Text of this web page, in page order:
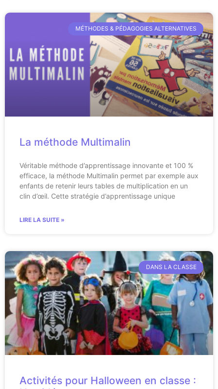
MÉTHODES & PÉDAGOGIES ALTERNATIVES
La méthode Multimalin
Véritable méthode d’apprentissage innovante et 100 %
efficace, la méthode Multimalin permet par exemple aux
enfants de retenir leurs tables de multiplication en un
clin d’œil. Cette stratégie d’apprentissage unique
LIRE LA SUITE »
DANS LA CLASSE
Activités pour Halloween en classe :